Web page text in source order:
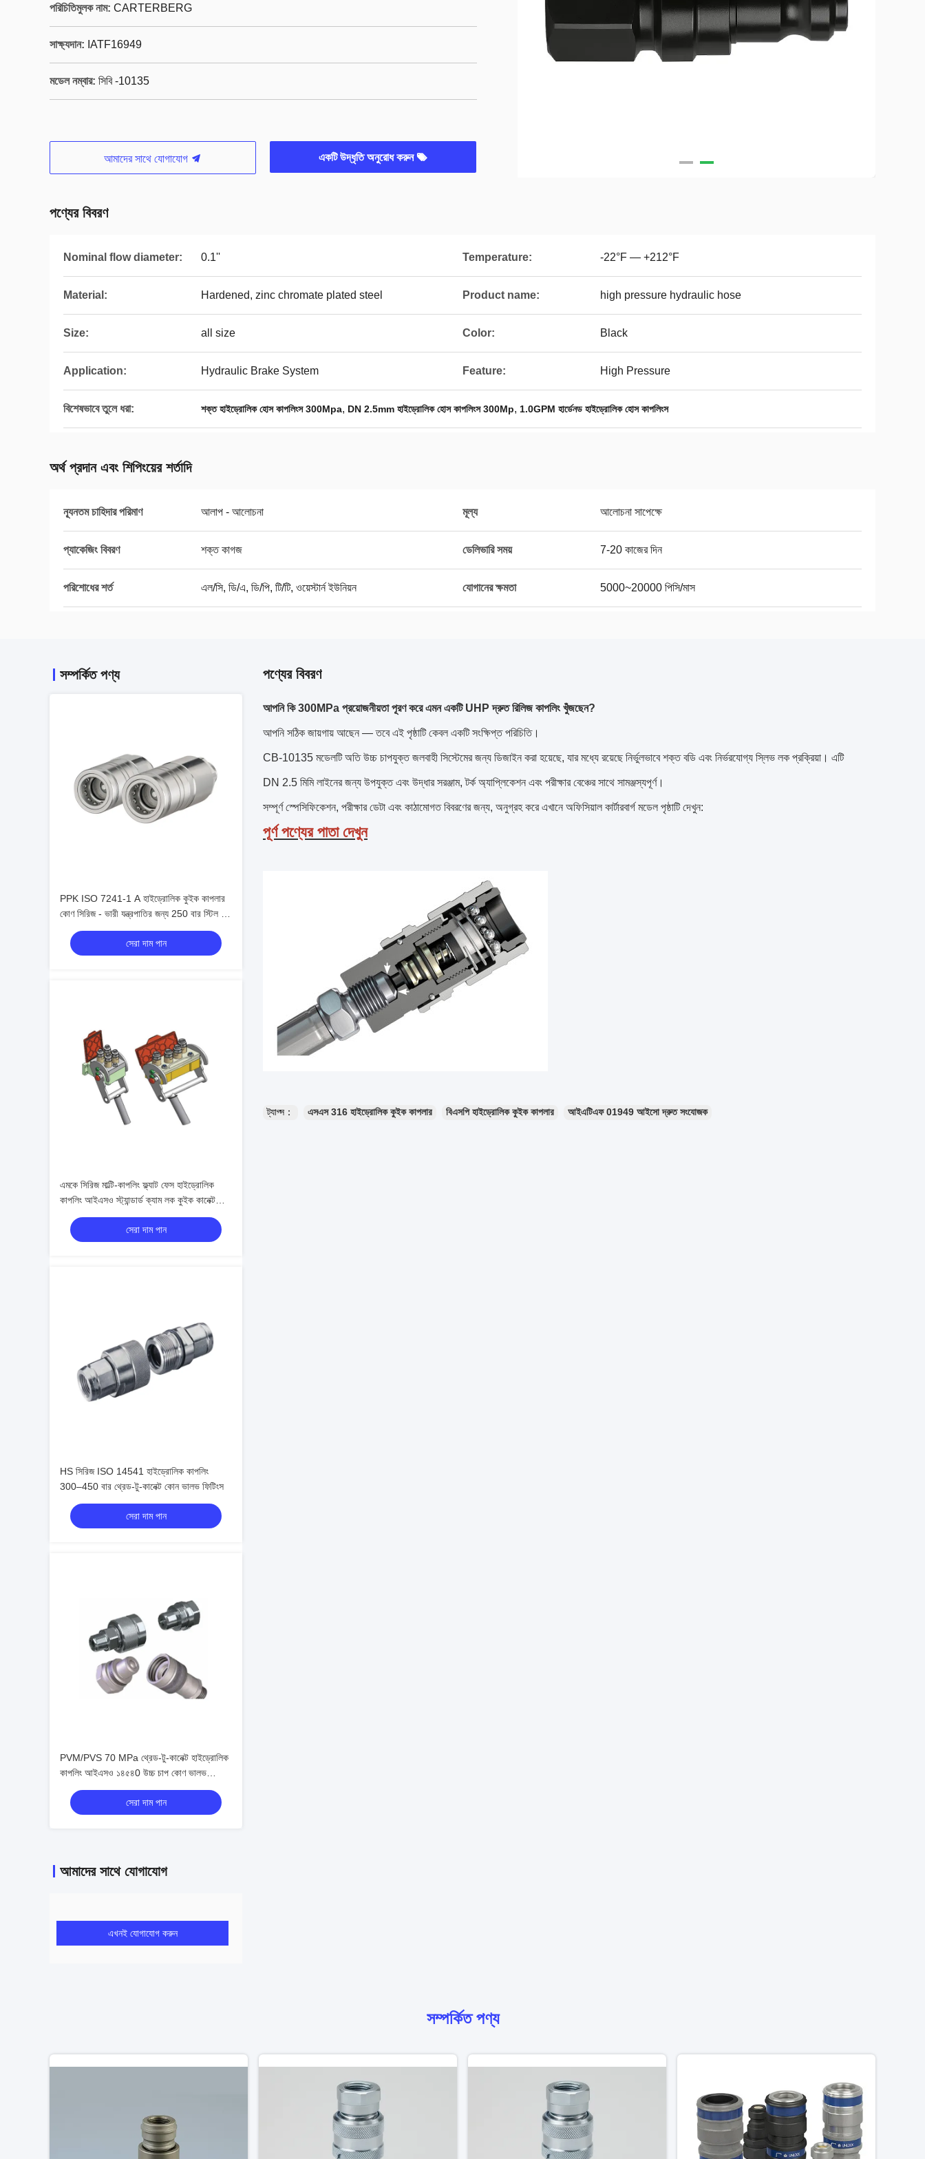
পরিচিতিমুলক নাম: CARTERBERG
সাক্ষ্যদান: IATF16949
মডেল নম্বার: সিবি -10135
আমাদের সাথে যোগাযোগ একটি উদ্ধৃতি অনুরোধ করুন
পণ্যের বিবরণ
Nominal flow diameter: 0.1'' Temperature: -22°F — +212°F
Material: Hardened, zinc chromate plated steel Product name: high pressure hydraulic hose
Size: all size Color: Black
Application: Hydraulic Brake System Feature: High Pressure
বিশেষভাবে তুলে ধরা: শক্ত হাইড্রোলিক হোস কাপলিংস 300Mpa, DN 2.5mm হাইড্রোলিক হোস কাপলিংস 300Mp, 1.0GPM হার্ডেনড হাইড্রোলিক হোস কাপলিংস
অর্থ প্রদান এবং শিপিংয়ের শর্তাদি
ন্যূনতম চাহিদার পরিমাণ আলাপ - আলোচনা মূল্য আলোচনা সাপেক্ষে
প্যাকেজিং বিবরণ শক্ত কাগজ ডেলিভারি সময় 7-20 কাজের দিন
পরিশোধের শর্ত এল/সি, ডি/এ, ডি/পি, টি/টি, ওয়েস্টার্ন ইউনিয়ন যোগানের ক্ষমতা 5000~20000 পিসি/মাস
সম্পর্কিত পণ্য
PPK ISO 7241-1 A হাইড্রোলিক কুইক কাপলার
কোণ সিরিজ - ভারী যন্ত্রপাতির জন্য 250 বার স্টিল বল
সেরা দাম পান
এমকে সিরিজ মাল্টি-কাপলিং ফ্ল্যাট ফেস হাইড্রোলিক
কাপলিং আইএসও স্ট্যান্ডার্ড ক্যাম লক কুইক কানেক্ট
সিস্টেম
সেরা দাম পান
HS সিরিজ ISO 14541 হাইড্রোলিক কাপলিং
300–450 বার থ্রেড-টু-কানেক্ট কোন ভালভ ফিটিংস
সেরা দাম পান
PVM/PVS 70 MPa থ্রেড-টু-কানেক্ট হাইড্রোলিক
কাপলিং আইএসও ১৪৫৪0 উচ্চ চাপ কোণ ভালভ
সংযোগকারী
সেরা দাম পান
আমাদের সাথে যোগাযোগ
এখনই যোগাযোগ করুন
পণ্যের বিবরণ
আপনি কি 300MPa প্রয়োজনীয়তা পূরণ করে এমন একটি UHP দ্রুত রিলিজ কাপলিং খুঁজছেন?
আপনি সঠিক জায়গায় আছেন — তবে এই পৃষ্ঠাটি কেবল একটি সংক্ষিপ্ত পরিচিতি।
CB-10135 মডেলটি অতি উচ্চ চাপযুক্ত জলবাহী সিস্টেমের জন্য ডিজাইন করা হয়েছে, যার মধ্যে রয়েছে নির্ভুলভাবে শক্ত বডি এবং নির্ভরযোগ্য স্লিভ লক প্রক্রিয়া। এটি
DN 2.5 মিমি লাইনের জন্য উপযুক্ত এবং উদ্ধার সরঞ্জাম, টর্ক অ্যাপ্লিকেশন এবং পরীক্ষার বেঞ্চের সাথে সামঞ্জস্যপূর্ণ।
সম্পূর্ণ স্পেসিফিকেশন, পরীক্ষার ডেটা এবং কাঠামোগত বিবরণের জন্য, অনুগ্রহ করে এখানে অফিসিয়াল কার্টারবার্গ মডেল পৃষ্ঠাটি দেখুন:
পূর্ণ পণ্যের পাতা দেখুন
ট্যাগ্স： এসএস 316 হাইড্রোলিক কুইক কাপলার বিএসপি হাইড্রোলিক কুইক কাপলার আইএটিএফ 01949 আইসো দ্রুত সংযোজক
সম্পর্কিত পণ্য